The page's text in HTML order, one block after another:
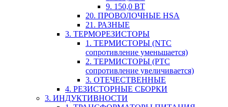
9. 150,0 ВТ
20. ПРОВОЛОЧНЫЕ HSA
21. РАЗНЫЕ
3. ТЕРМОРЕЗИСТОРЫ
1. ТЕРМИСТОРЫ (NTC
сопротивление уменьшается)
2. ТЕРМИСТОРЫ (PTC
сопротивление увеличивается)
3. ОТЕЧЕСТВЕННЫЕ
4. РЕЗИСТОРНЫЕ СБОРКИ
3. ИНДУКТИВНОСТИ